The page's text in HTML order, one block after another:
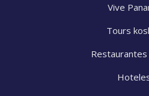
Vive
Tours